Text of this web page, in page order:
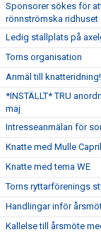
Sponsorer sökes för
rönnströmska ridhuset
Ledig stallplats på
Torns organisation
Anmäl till knatteridning!
*INSTÄLLT* TRU
maj
Intresseanmälan för
Knatte med Mulle
Knatte med tema WE
Torns ryttarförenings
Handlingar inför
Kallelse till årsmöte